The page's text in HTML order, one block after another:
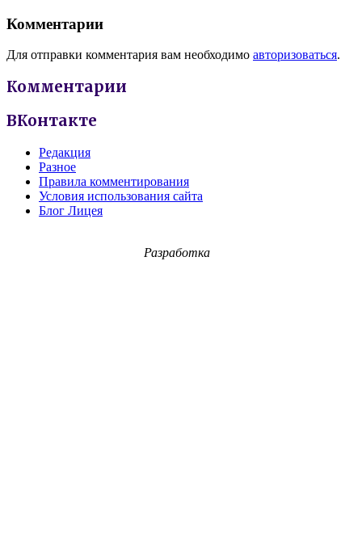
Комментарии
Для отправки комментария вам необходимо авторизоваться.
Комментарии
ВКонтакте
Редакция
Разное
Правила комментирования
Условия использования сайта
Блог Лицея
Разработка